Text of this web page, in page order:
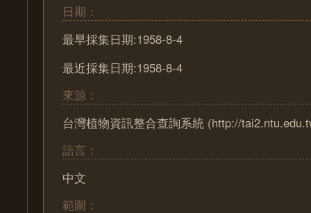
日期：
最早採集日期:1958-8-4
最近採集日期:1958-8-4
來源：
台灣植物資訊整合查詢系統 (http://
語言：
中文
範圍：